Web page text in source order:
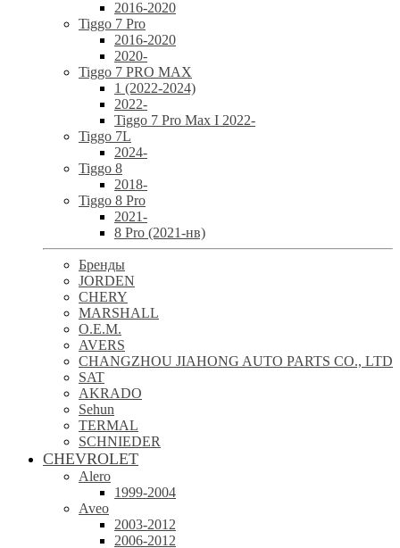
2016-2020
Tiggo 7 Pro
2016-2020
2020-
Tiggo 7 PRO MAX
1 (2022-2024)
2022-
Tiggo 7 Pro Max I 2022-
Tiggo 7L
2024-
Tiggo 8
2018-
Tiggo 8 Pro
2021-
8 Pro (2021-нв)
Бренды
JORDEN
CHERY
MARSHALL
O.E.M.
AVERS
CHANGZHOU JIAHONG AUTO PARTS CO., LTD
SAT
AKRADO
Sehun
TERMAL
SCHNIEDER
CHEVROLET
Alero
1999-2004
Aveo
2003-2012
2006-2012